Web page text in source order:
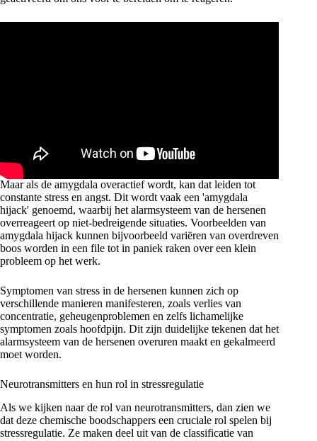
Maar als de amygdala overactief wordt, kan dat leiden tot
constante stress en angst. Dit wordt vaak een 'amygdala
hijack' genoemd, waarbij het alarmsysteem van de hersenen
overreageert op niet-bedreigende situaties. Voorbeelden van
amygdala hijack kunnen bijvoorbeeld variëren van overdreven
boos worden in een file tot in paniek raken over een klein
probleem op het werk.
Symptomen van stress in de hersenen kunnen zich op
verschillende manieren manifesteren, zoals verlies van
concentratie, geheugenproblemen en zelfs lichamelijke
symptomen zoals hoofdpijn. Dit zijn duidelijke tekenen dat het
alarmsysteem van de hersenen overuren maakt en gekalmeerd
moet worden.
Neurotransmitters en hun rol in stressregulatie
Als we kijken naar de rol van neurotransmitters, dan zien we
dat deze chemische boodschappers een cruciale rol spelen bij
stressregulatie. Ze maken deel uit van de classificatie van